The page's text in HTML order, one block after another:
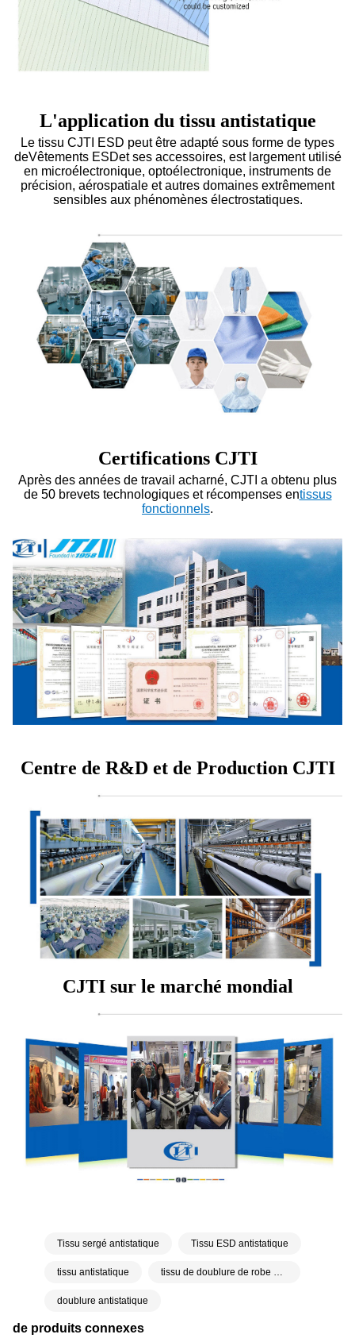
de produits connexes
L'application du tissu antistatique
Le tissu CJTI ESD peut être adapté sous forme de types
deVêtements ESDet ses accessoires, est largement utilisé
en microélectronique, optoélectronique, instruments de
précision, aérospatiale et autres domaines extrêmement
sensibles aux phénomènes électrostatiques.
Certifications CJTI
Après des années de travail acharné, CJTI a obtenu plus
de 50 brevets technologiques et récompenses entissus
fonctionnels.
Centre de R&D et de Production CJTI
CJTI sur le marché mondial
Tissu sergé antistatique Tissu ESD antistatique
tissu antistatique tissu de doublure de robe antistatique
doublure antistatique